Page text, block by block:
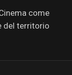
come
del territorio